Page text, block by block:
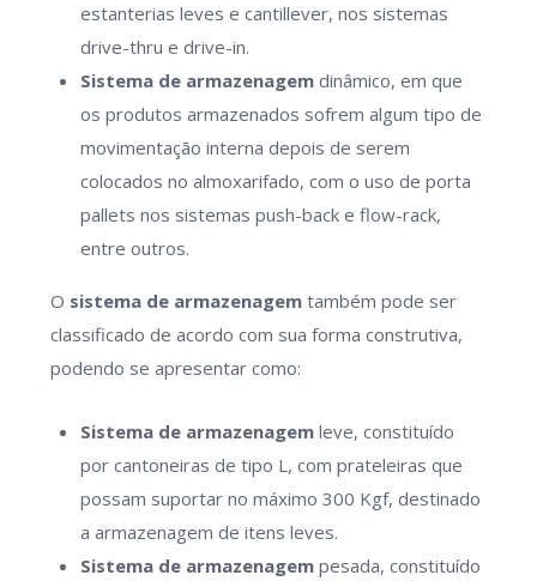
estanterias leves e cantillever, nos sistemas
drive-thru e drive-in.
Sistema de armazenagem dinâmico, em que
os produtos armazenados sofrem algum tipo de
movimentação interna depois de serem
colocados no almoxarifado, com o uso de porta
pallets nos sistemas push-back e flow-rack,
entre outros.
O sistema de armazenagem também pode ser
classificado de acordo com sua forma construtiva,
podendo se apresentar como:
Sistema de armazenagem leve, constituído
por cantoneiras de tipo L, com prateleiras que
possam suportar no máximo 300 Kgf, destinado
a armazenagem de itens leves.
Sistema de armazenagem pesada, constituído